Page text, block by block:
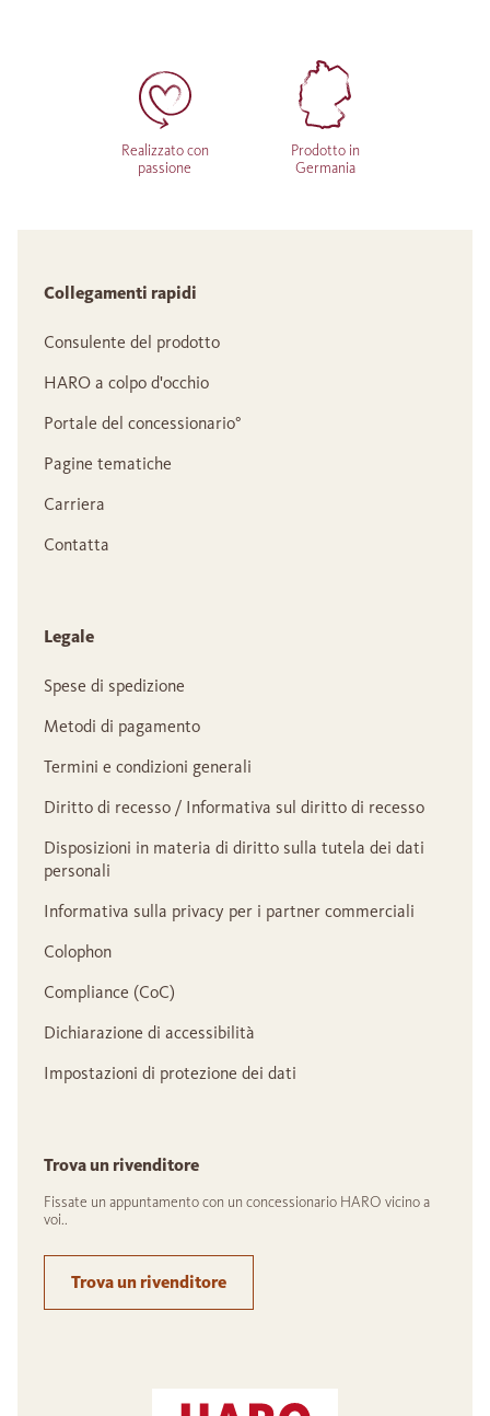
Realizzato con
passione
Prodotto in
Germania
Collegamenti rapidi
Consulente del prodotto
HARO a colpo d'occhio
Portale del concessionario°
Pagine tematiche
Carriera
Contatta
Legale
Spese di spedizione
Metodi di pagamento
Termini e condizioni generali
Diritto di recesso / Informativa sul diritto di recesso
Disposizioni in materia di diritto sulla tutela dei dati
personali
Informativa sulla privacy per i partner commerciali
Colophon
Compliance (CoC)
Dichiarazione di accessibilità
Impostazioni di protezione dei dati
Trova un rivenditore
Fissate un appuntamento con un concessionario HARO vicino a
voi..
Trova un rivenditore